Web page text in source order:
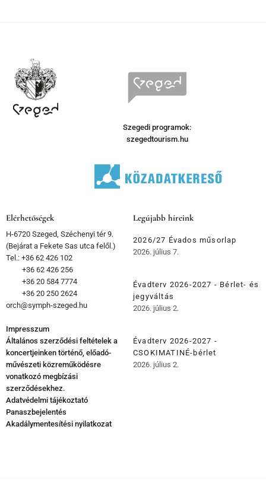
Szegedi programok:
szegedtourism.hu
Elérhetőségek
H-6720 Szeged, Széchenyi tér 9.
(Bejárat a Fekete Sas utca felől.)
Tel.: +36 62 426 102
+36 62 426 256
+36 20 584 7774
+36 20 250 2624
orch@symph-szeged.hu
Impresszum
Általános szerződési feltételek a
koncertjeinken történő, előadó-
művészeti közreműködésre
vonatkozó megbízási
szerződésekhez.
Adatvédelmi tájékoztató
Panaszbejelentés
Akadálymentesítési nyilatkozat
Legújabb híreink
2026/27 Évados műsorlap
2026. július 7.
Évadterv 2026-2027 - Bérlet- és
jegyváltás
2026. július 2.
Évadterv 2026-2027 -
CSOKIMATINÉ-bérlet
2026. július 2.